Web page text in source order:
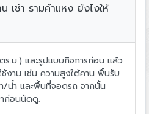
เช่า รามคำแหง ยังไงให้
ร.ม.) และรูปแบบกิจการก่อน แล้ว
ช้งาน เช่น ความสูงใต้คาน พื้นรับ
/น้ำ และพื้นที่จอดรถ จากนั้น
ก่อนนัดดู.